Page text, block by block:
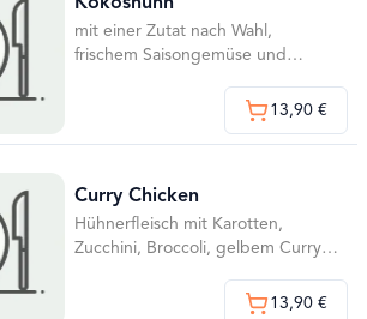
mit einer Zutat nach Wahl,
frischem Saisongemüse und
13,90 €
Curry Chicken
Hühnerfleisch mit Karotten,
Zucchini, Broccoli, gelbem Curry
13,90 €